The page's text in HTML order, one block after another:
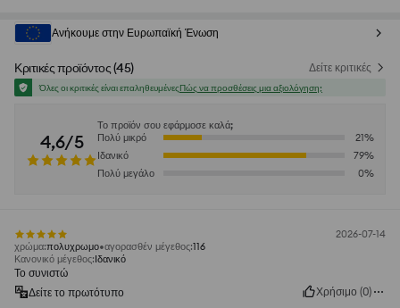
Ανήκουμε στην Ευρωπαϊκή Ένωση
Κριτικές προϊόντος(45) Δείτε κριτικές
Όλες οι κριτικές είναι επαληθευμένεςΠώς να προσθέσεις μια αξιολόγηση;
4,6/5
Το προϊόν σου εφάρμοσε καλά;
Πολύ μικρό
21%
Ιδανικό
79%
Πολύ μεγάλο
0%
2026-07-14
χρώμα:πολυχρωμο αγορασθέν μέγεθος:116
Κανονικό μέγεθος:Ιδανικό
Το συνιστώ
Δείτε το πρωτότυπο
Χρήσιμο (0)